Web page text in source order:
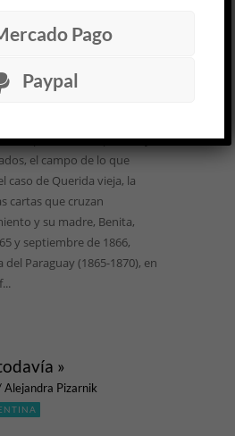
no dejan de buscar en los
desde el pasado y
el campo de lo que
caso de Querida vieja, la
cartas que cruzan
y su madre, Benita,
y septiembre de 1866,
Paraguay (1865-1870), en
»
Alejandra Pizarnik
Pago
Paypal